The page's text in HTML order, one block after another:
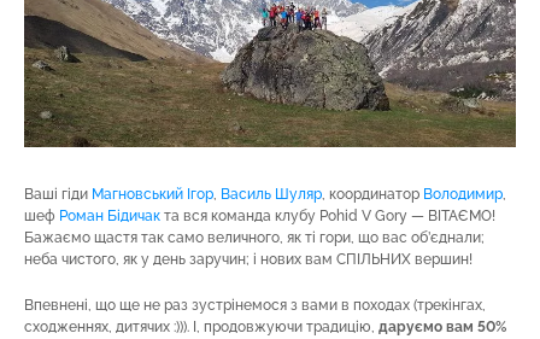
Ваші гіди Магновський Ігор, Василь Шуляр, координатор Володимир,
шеф Роман Бідичак та вся команда клубу Pohіd V Gory — ВІТАЄМО!
Бажаємо щастя так само величного, як ті гори, що вас об’єднали;
неба чистого, як у день заручин; і нових вам СПІЛЬНИХ вершин!
Впевнені, що ще не раз зустрінемося з вами в походах (трекінгах,
сходженнях, дитячих :))). І, продовжуючи традицію, даруємо вам 50%